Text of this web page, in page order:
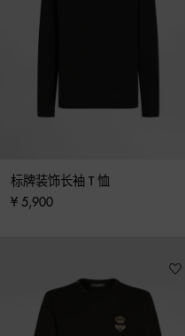
标牌装饰长袖 T 恤
¥ 5,900